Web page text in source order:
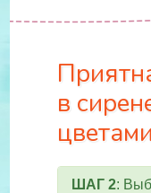
в
ШАГ 2: